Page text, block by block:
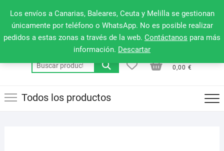
Los envíos a Canarias, Baleares, Ceuta y Melilla se gestionan
únicamente por teléfono o WhatsApp. No es posible realizar
pedidos a estas zonas a través de la web. Contáctanos para más
información. Descartar
contenido
660 079 911
de
la
Buscar
por:
0,00 €
Todos los productos